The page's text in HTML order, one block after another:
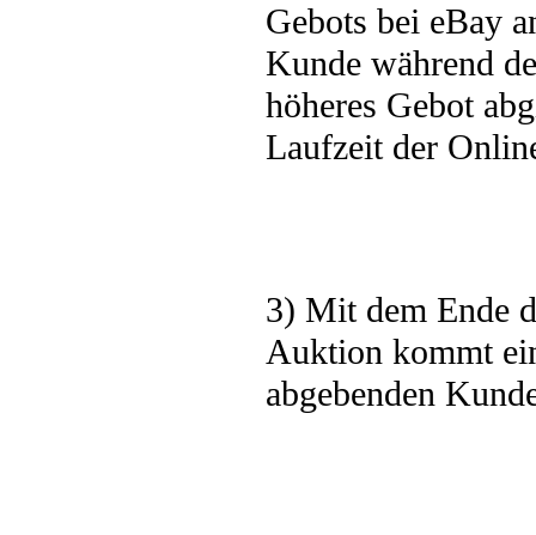
Gebots bei eBay
Kunde während
höheres Gebot
Laufzeit der
3) Mit dem Ende
Auktion kommt
abgebenden